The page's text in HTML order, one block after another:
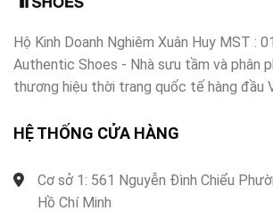
Hộ Kinh Doanh Nghiêm Xuân Huy MST :
Authentic Shoes - Nhà sưu tầm và phân
thương hiệu thời trang quốc tế hàng đầu
HỆ THỐNG CỬA HÀNG
Cơ sở 1: 561 Nguyễn Đình Chiểu
Hồ Chí Minh